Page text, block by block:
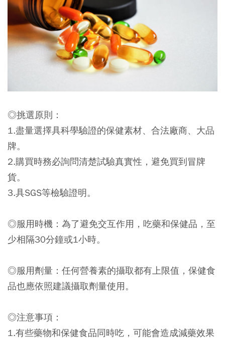
◎挑選原則：
1.盡量選擇具科學驗證的保健素材、合法廠商、大品
牌。
2.購買時務必詢問清楚試驗真實性，避免買到冒牌
貨。
3.具SGS等檢驗證明。
◎服用時機： 為了避免交互作用，吃藥和保健品，至
少相隔30分鐘或1小時。
◎服用劑量： 任何營養素的攝取都有上限值，保健食
品也應依照建議攝取劑量使用。
◎注意事項：
1.有些藥物和保健食品同時吃，可能會造成減藥效果